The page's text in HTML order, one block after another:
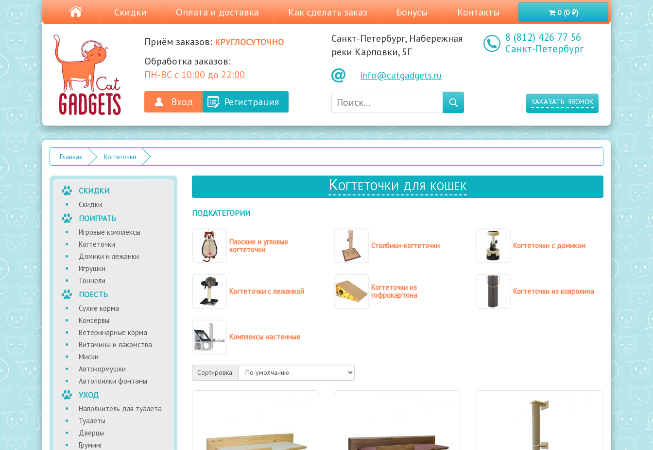
0 (0 ₽)
Скидки Оплата и доставка Как сделать заказ Бонусы Контакты
Приём заказов: круглосуточно
Обработка заказов:
ПН-ВС с 10:00 до 22:00
Вход Регистрация
Санкт-Петербург, Набережная
реки Карповки, 5Г
info@catgadgets.ru
8 (812) 426 77 56
Санкт-Петербург
заказать звонок
Главная Когтеточки
СКИДКИ
Скидки
ПОИГРАТЬ
Игровые комплексы
Когтеточки
Домики и лежанки
Игрушки
Тоннели
ПОЕСТЬ
Сухие корма
Консервы
Ветеринарные корма
Витамины и лакомства
Миски
Автокормушки
Автопоилки фонтаны
УХОД
Наполнитель для туалета
Туалеты
Дверцы
Груминг
Когтеточки для кошек
ПОДКАТЕГОРИИ
Плоские и угловые
когтеточки
Столбики-когтеточки Когтеточки с домиком
Когтеточки с лежанкой
Когтеточки из
гофрокартона
Когтеточки из ковролина
Комплексы настенные
Сортировка: